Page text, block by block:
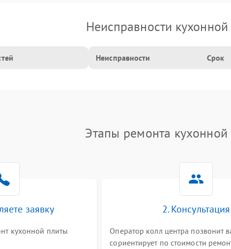
Неисправности
Неисправности Срок
Этапы ремонта
заявку
кухонной плиты
2. Консультация
Оператор колл центра позвонит
сориентирует по стоимости